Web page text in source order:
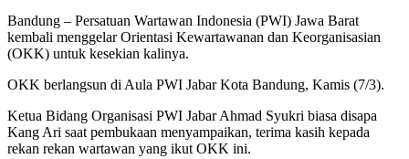
Bandung – Persatuan Wartawan Indonesia (PWI) Jawa Barat
kembali menggelar Orientasi Kewartawanan dan Keorganisasian
(OKK) untuk kesekian kalinya.
OKK berlangsun di Aula PWI Jabar Kota Bandung, Kamis (7/3).
Ketua Bidang Organisasi PWI Jabar Ahmad Syukri biasa disapa
Kang Ari saat pembukaan menyampaikan, terima kasih kepada
rekan rekan wartawan yang ikut OKK ini.